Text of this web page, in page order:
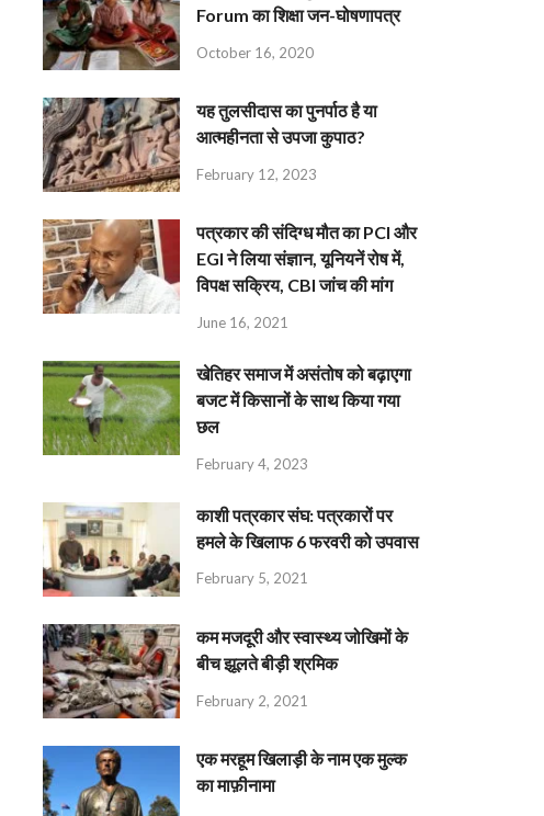
Forum का शिक्षा जन-घोषणापत्र
October 16, 2020
यह तुलसीदास का पुनर्पाठ है या
आत्महीनता से उपजा कुपाठ?
February 12, 2023
पत्रकार की संदिग्ध मौत का PCI और
EGI ने लिया संज्ञान, यूनियनें रोष में,
विपक्ष सक्रिय, CBI जांच की मांग
June 16, 2021
खेतिहर समाज में असंतोष को बढ़ाएगा
बजट में किसानों के साथ किया गया
छल
February 4, 2023
काशी पत्रकार संघ: पत्रकारों पर
हमले के खिलाफ 6 फरवरी को उपवास
February 5, 2021
कम मजदूरी और स्वास्थ्य जोखिमों के
बीच झूलते बीड़ी श्रमिक
February 2, 2021
एक मरहूम खिलाड़ी के नाम एक मुल्क
का माफ़ीनामा